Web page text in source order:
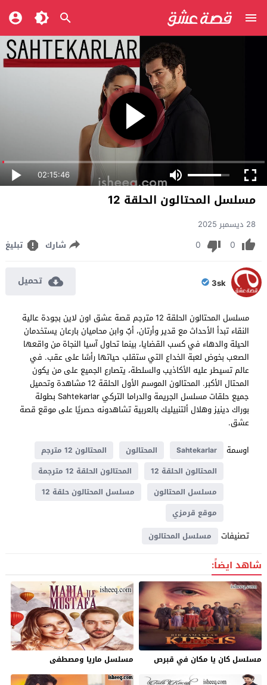
02:15:46
مسلسل المحتالون الحلقة 12
28 ديسمبر 2025
0
0 شارك تبليغ
3sk تحميل
مسلسل المحتالون الحلقة 12 مترجم قصة عشق اون لاين بجودة عالية
النقاء تبدأ الأحداث مع قدير وأرتان، أبٌ وابن محاميان بارعان يستخدمان
الحيلة والدهاء في كسب القضايا، بينما تحاول آسيا النجاة من واقعها
الصعب بخوض لعبة الخداع التي ستقلب حياتها رأسًا على عقب. في
عالم تسيطر عليه الأكاذيب والسلطة، يتصارع الجميع على من يكون
المحتال الأكبر. المحتالون الموسم الأول الحلقة 12 مشاهدة وتحميل
جميع حلقات مسلسل الجريمة والدراما التركي Sahtekarlar بطولة
بوراك دينيز وهلال ألتنبيليك بالعربية تشاهدونه حصريًا على موقع قصة
عشق.
اوسمة
Sahtekarlar المحتالون
المحتالون 12 مترجم
المحتالون الحلقة 12
المحتالون الحلقة 12 مترجمة
مسلسل المحتالون
مسلسل المحتالون حلقة 12
موقع قرمزي
تصنيفات مسلسل المحتالون
شاهد ايضاً:
مسلسل كان يا مكان في قبرص مسلسل ماريا ومصطفى